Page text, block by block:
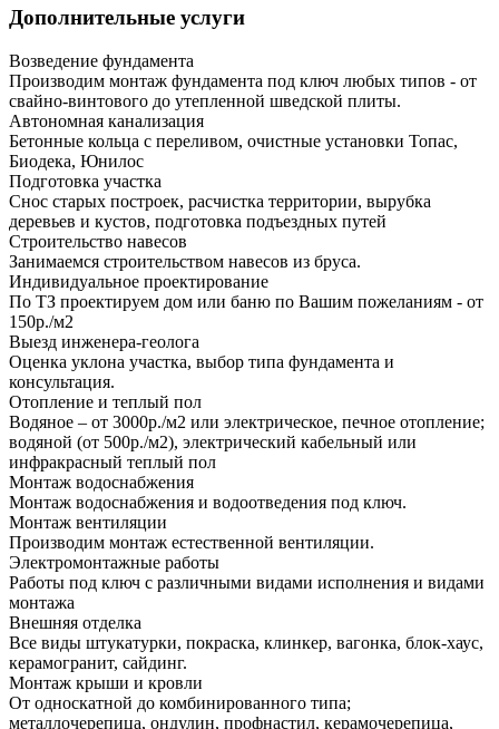
Дополнительные услуги
Возведение фундамента
Производим монтаж фундамента под ключ любых типов - от
свайно-винтового до утепленной шведской плиты.
Автономная канализация
Бетонные кольца с переливом, очистные установки Топас,
Биодека, Юнилос
Подготовка участка
Снос старых построек, расчистка территории, вырубка
деревьев и кустов, подготовка подъездных путей
Строительство навесов
Занимаемся строительством навесов из бруса.
Индивидуальное проектирование
По ТЗ проектируем дом или баню по Вашим пожеланиям - от
150р./м2
Выезд инженера-геолога
Оценка уклона участка, выбор типа фундамента и
консультация.
Отопление и теплый пол
Водяное – от 3000р./м2 или электрическое, печное отопление;
водяной (от 500р./м2), электрический кабельный или
инфракрасный теплый пол
Монтаж водоснабжения
Монтаж водоснабжения и водоотведения под ключ.
Монтаж вентиляции
Производим монтаж естественной вентиляции.
Электромонтажные работы
Работы под ключ с различными видами исполнения и видами
монтажа
Внешняя отделка
Все виды штукатурки, покраска, клинкер, вагонка, блок-хаус,
керамогранит, сайдинг.
Монтаж крыши и кровли
От односкатной до комбинированного типа;
металлочерепица, ондулин, профнастил, керамочерепица,